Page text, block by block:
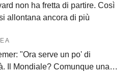
non ha fretta di partire. Così
allontana ancora di più
A
"Ora serve un po' di
Il Mondiale? Comunque una